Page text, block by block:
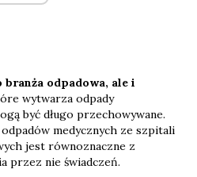
branża odpadowa, ale i
wytwarza odpady
być długo przechowywane.
medycznych ze szpitali
jest równoznaczne z
przez nie świadczeń.